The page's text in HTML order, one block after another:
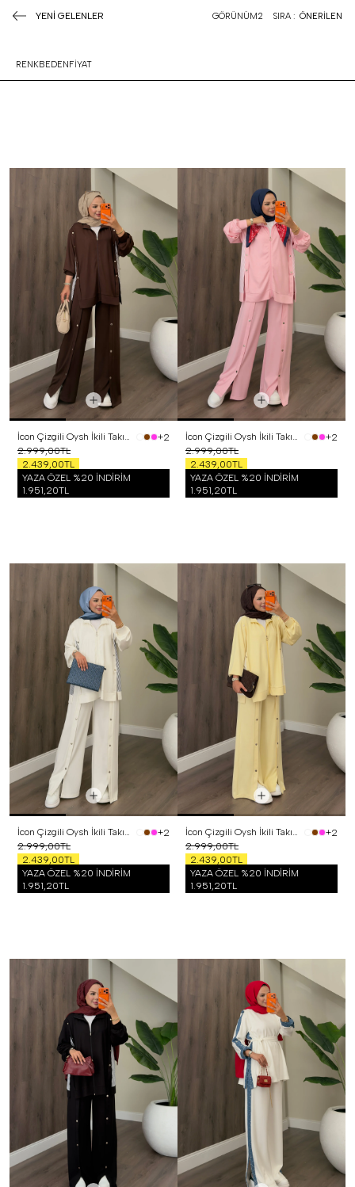
YENİ GELENLER GÖRÜNÜM2 SIRA : ÖNERİLEN
RENKBEDENFİYAT
İcon Çizgili Oysh İkili Takım Kahverengi
+2
2.999,00TL
2.439,00TL
YAZA ÖZEL %20 İNDİRİM
1.951,20TL
İcon Çizgili Oysh İkili Takım Pembe
+2
2.999,00TL
2.439,00TL
YAZA ÖZEL %20 İNDİRİM
1.951,20TL
İcon Çizgili Oysh İkili Takım Beyaz
+2
2.999,00TL
2.439,00TL
YAZA ÖZEL %20 İNDİRİM
1.951,20TL
İcon Çizgili Oysh İkili Takım Sarı
+2
2.999,00TL
2.439,00TL
YAZA ÖZEL %20 İNDİRİM
1.951,20TL